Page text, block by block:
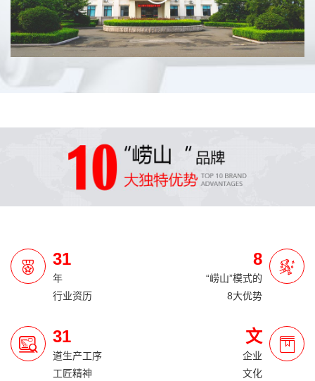
31
年
行业资历
8
“崂山”模式的
8大优势
31
道生产工序
工匠精神
文
企业
文化